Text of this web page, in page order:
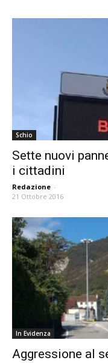
Schio
Sette nuovi
i cittadini
Redazione -
21 Ottobre 2016
In Evidenza
Aggressione al